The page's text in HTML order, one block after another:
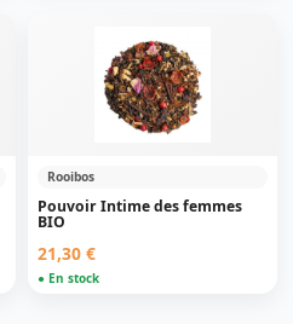
Rooibos
Pouvoir Intime des femmes
BIO
21,30 €
● En stock